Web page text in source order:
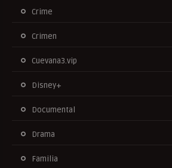
Crime
Crimen
Cuevana3.vip
Disney+
Documental
Drama
Familia